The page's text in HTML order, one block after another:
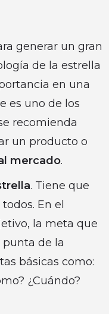
generar un gran
de la estrella
en una
es uno de los
recomienda
un producto o
mercado.
. Tiene que
En el
la meta que
punta de la
básicas como:
¿Cuándo?